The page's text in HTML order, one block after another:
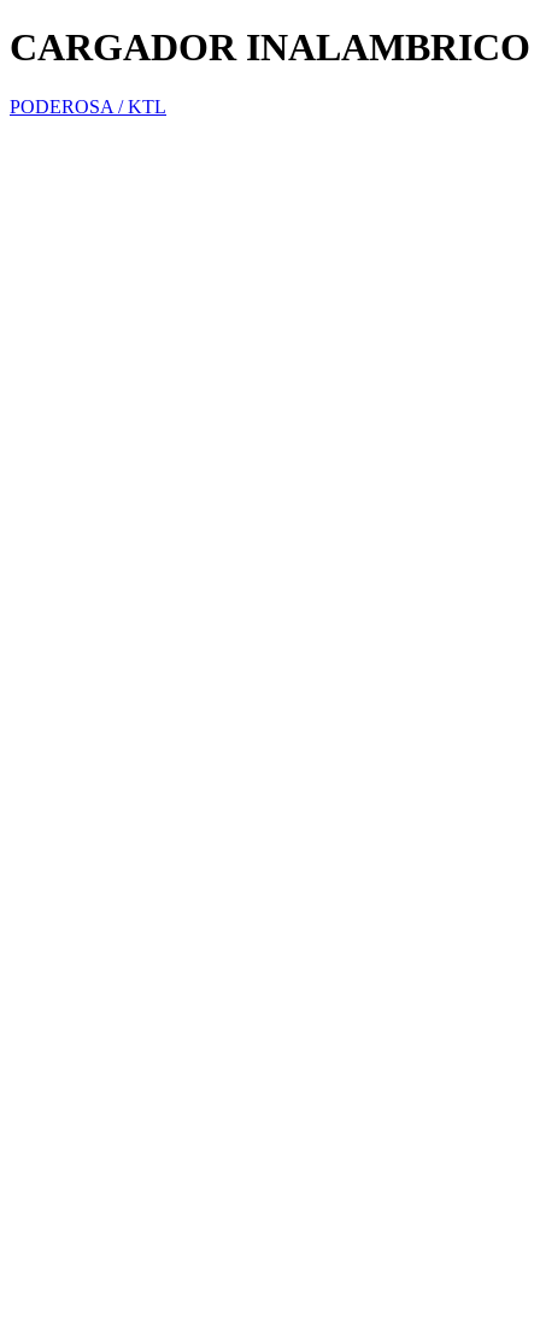
CARGADOR INALAMBRICO
PODEROSA / KTL